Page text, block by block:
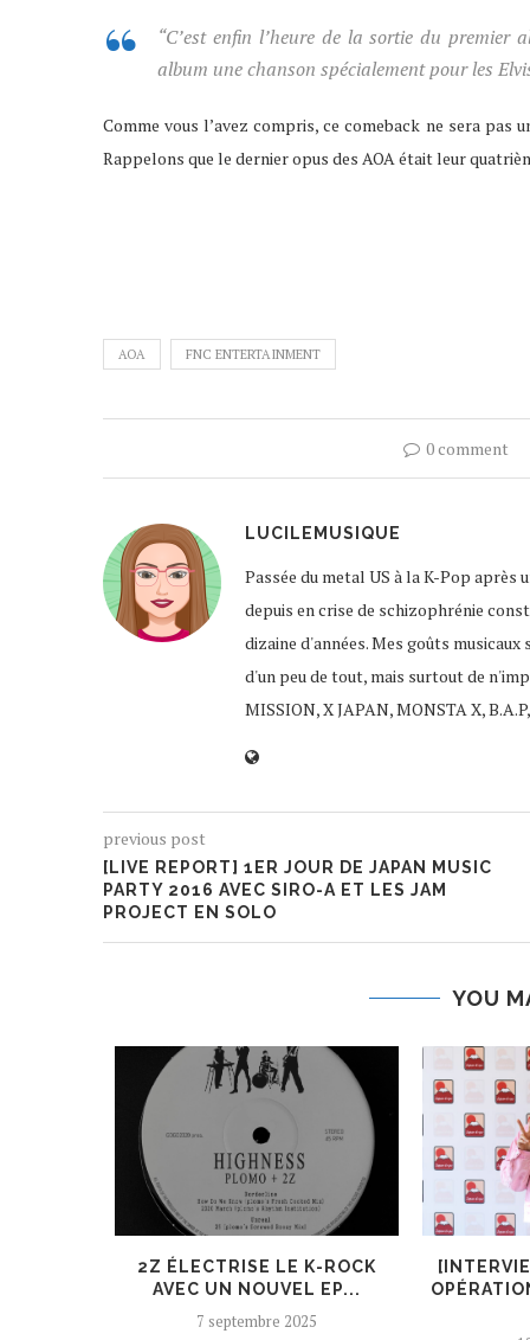
“C’est enfin l’heure de la sortie du premier
album une chanson spécialement pour les
Comme vous l’avez compris, ce comeback ne sera
Rappelons que le dernier opus des AOA était leur
AOA FNC ENTERTAINMENT
0 comment
LUCILEMUSIQUE
Passée du metal US à la K-Pop
depuis en crise de schizophrénie
dizaine d'années. Mes goûts
d'un peu de tout, mais surtout de
MISSION, X JAPAN, MONSTA X,
previous post
[LIVE REPORT] 1ER JOUR DE JAPAN MUSIC
PARTY 2016 AVEC SIRO-A ET LES JAM
PROJECT EN SOLO
YOU
2Z ÉLECTRISE LE K-ROCK
AVEC UN NOUVEL EP...
7 septembre 2025